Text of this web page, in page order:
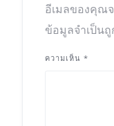
อีเมลของคุณ
ข้อมูลจำเป็น
ความเห็น *